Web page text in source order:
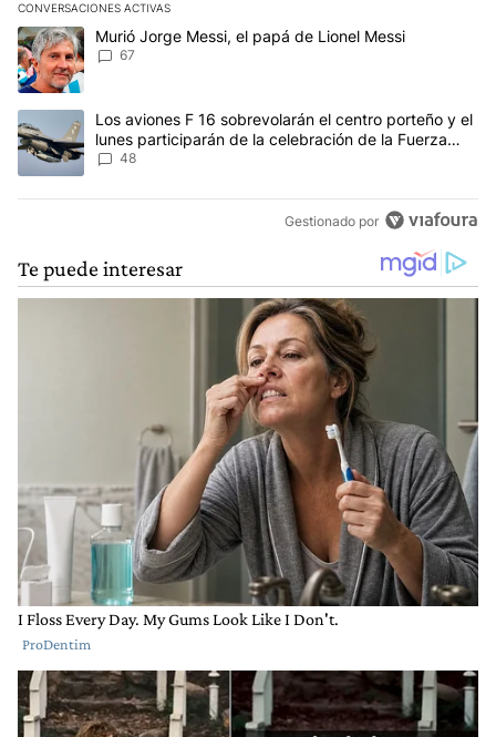
CONVERSACIONES ACTIVAS
Este listado muestra los artículos con más comentarios en los
Un artículo de tendencia con el título "Murió Jorge Messi, el
Murió Jorge Messi, el papá de Lionel Messi
67
Un artículo de tendencia con el título "Los aviones F 16
Los aviones F 16 sobrevolarán el centro porteño y el
lunes participarán de la celebración de la Fuerza
Aérea
48
Gestionado por